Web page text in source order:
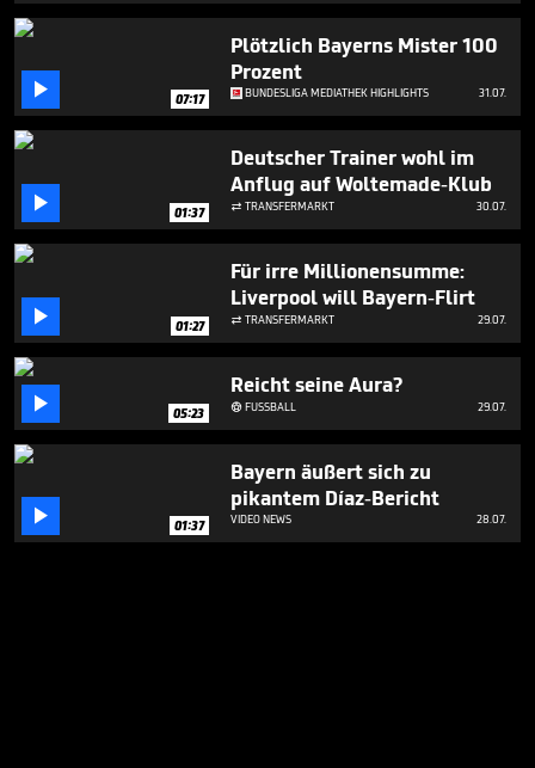
 07:17
Plötzlich Bayerns Mister 100
Prozent
BUNDESLIGA MEDIATHEK HIGHLIGHTS 31.07.
 01:37
Deutscher Trainer wohl im
Anflug auf Woltemade-Klub
 TRANSFERMARKT 30.07.
 01:27
Für irre Millionensumme:
Liverpool will Bayern-Flirt
 TRANSFERMARKT 29.07.
 05:23
Reicht seine Aura?
FUSSBALL 29.07.
 01:37
Bayern äußert sich zu
pikantem Díaz-Bericht
VIDEO NEWS 28.07.